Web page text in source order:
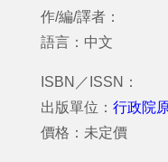
作/編/譯者：
語言：中文
ISBN／ISSN：
出版單位： 行政院
價格：未定價